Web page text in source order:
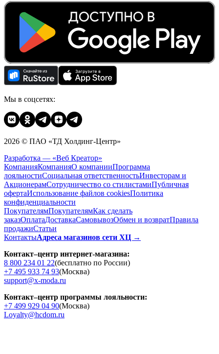
Мы в соцсетях:
2026 © ПАО «ТД Холдинг-Центр»
Разработка — «Веб Креатор»
КомпанияКомпанияО компанииПрограмма
лояльностиСоциальная ответственностьИнвесторам и
АкционерамСотрудничество со стилистамиПубличная
офертаИспользование файлов cookiesПолитика
конфиденциальности
ПокупателямПокупателямКак сделать
заказОплатаДоставкаCамовывозОбмен и возвратПравила
продажиСтатьи
КонтактыАдреса магазинов сети ХЦ →
Контакт–центр интернет-магазина:
8 800 234 01 22(бесплатно по России)
+7 495 933 74 93(Москва)
support@x-moda.ru
Контакт–центр программы лояльности:
+7 499 929 04 90(Москва)
Loyalty@hcdom.ru